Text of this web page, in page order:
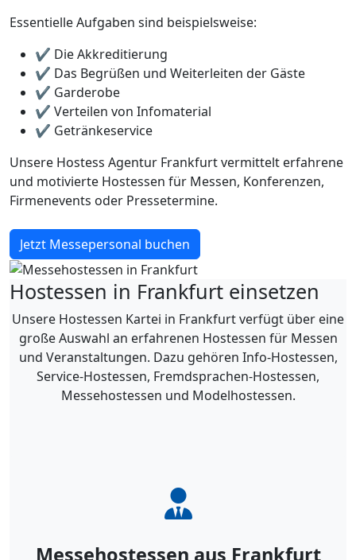
Essentielle Aufgaben sind beispielsweise:
✔️ Die Akkreditierung
✔️ Das Begrüßen und Weiterleiten der Gäste
✔️ Garderobe
✔️ Verteilen von Infomaterial
✔️ Getränkeservice
Unsere Hostess Agentur Frankfurt vermittelt erfahrene
und motivierte Hostessen für Messen, Konferenzen,
Firmenevents oder Pressetermine.
Jetzt Messepersonal buchen
Hostessen in Frankfurt einsetzen
Unsere Hostessen Kartei in Frankfurt verfügt über eine
große Auswahl an erfahrenen Hostessen für Messen
und Veranstaltungen. Dazu gehören Info-Hostessen,
Service-Hostessen, Fremdsprachen-Hostessen,
Messehostessen und Modelhostessen.
Messehostessen aus Frankfurt